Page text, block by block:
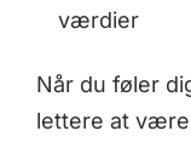
værdier
Når du føler
lettere at